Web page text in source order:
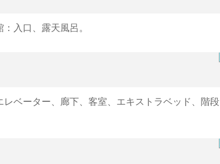
入口、露天風呂。
ベーター、廊下、客室、エキストラベッド、階段